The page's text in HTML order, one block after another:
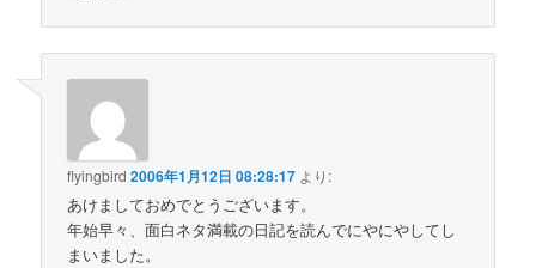
flyingbird 2006年1月12日 08:28:17 より:
あけましておめでとうございます。
年始早々、面白ネタ満載の日記を読んでにやにやしてし
まいました。